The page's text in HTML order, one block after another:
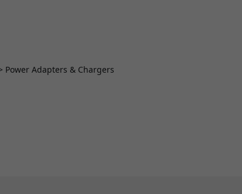
Power Adapters & Chargers